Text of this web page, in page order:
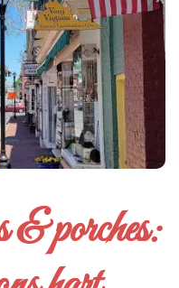
& porches: